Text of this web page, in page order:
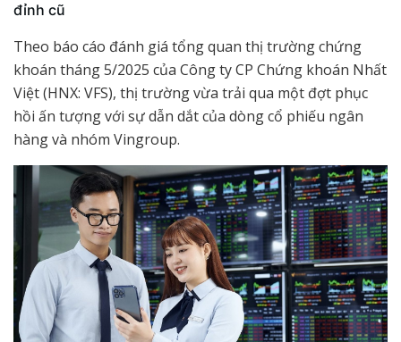
đỉnh cũ
Theo báo cáo đánh giá tổng quan thị trường chứng
khoán tháng 5/2025 của Công ty CP Chứng khoán Nhất
Việt (HNX: VFS), thị trường vừa trải qua một đợt phục
hồi ấn tượng với sự dẫn dắt của dòng cổ phiếu ngân
hàng và nhóm Vingroup.